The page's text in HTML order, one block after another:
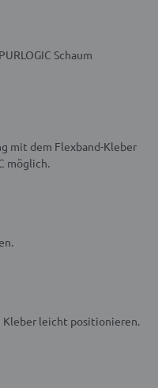
Schaum
mit dem Flexband-Kleber
möglich.
Kleber leicht positionieren.